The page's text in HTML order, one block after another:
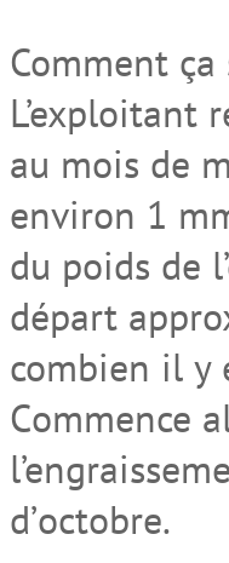
Comment ça
L’exploitant
au mois de
environ 1
du poids de
départ
combien il y
Commence
d’octobre.